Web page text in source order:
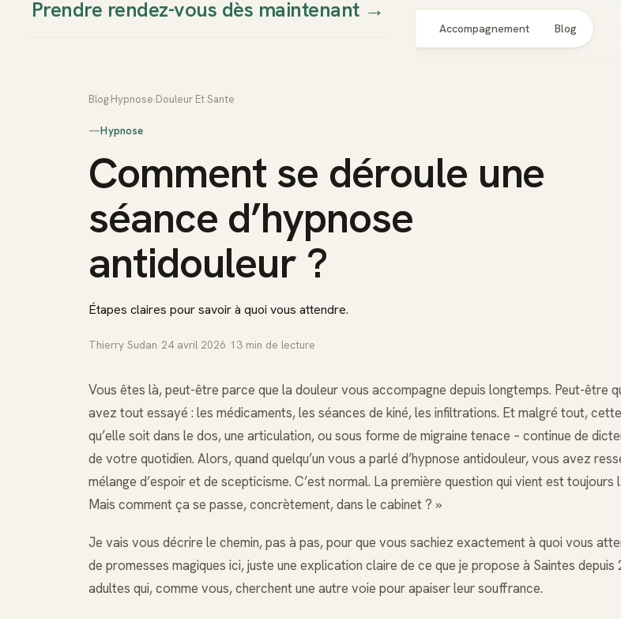
Accompagnement Blog
Prendre rendez-vous dès maintenant→
Blog Hypnose Douleur Et Sante
—Hypnose
Comment se déroule une
séance d’hypnose
antidouleur ?
Étapes claires pour savoir à quoi vous attendre.
Thierry Sudan 24 avril 2026 13 min de lecture
Vous êtes là, peut-être parce que la douleur vous accompagne depuis longtemps. Peut-être
avez tout essayé : les médicaments, les séances de kiné, les infiltrations. Et malgré tout,
qu’elle soit dans le dos, une articulation, ou sous forme de migraine tenace – continue de
de votre quotidien. Alors, quand quelqu’un vous a parlé d’hypnose antidouleur, vous avez
mélange d’espoir et de scepticisme. C’est normal. La première question qui vient est toujours
Mais comment ça se passe, concrètement, dans le cabinet ? »
Je vais vous décrire le chemin, pas à pas, pour que vous sachiez exactement à quoi vous
de promesses magiques ici, juste une explication claire de ce que je propose à Saintes depuis
adultes qui, comme vous, cherchent une autre voie pour apaiser leur souffrance.